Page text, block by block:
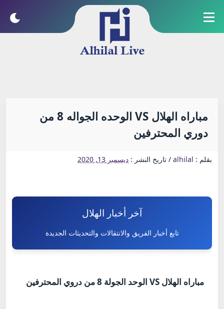
مباراه الهلال VS الوحده الجواله 8 من
دوري المحترفين
بقلم : alhilal
/ تاريخ النشر : ديسمبر 13, 2020
آخر أخبار الهلال
تابع أخبار الفريق والانتقالات والتحديثات الجديدة
مباراه الهلال VS الوحد الجولة 8 من دروي المحترفين